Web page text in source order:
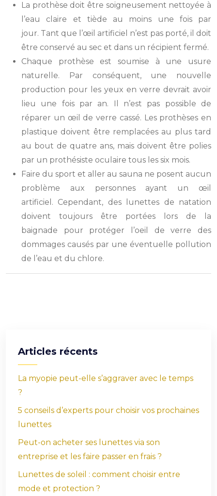
La prothèse doit être soigneusement nettoyée à
l’eau claire et tiède au moins une fois par
jour. Tant que l’œil artificiel n’est pas porté, il doit
être conservé au sec et dans un récipient fermé.
Chaque prothèse est soumise à une usure
naturelle. Par conséquent, une nouvelle
production pour les yeux en verre devrait avoir
lieu une fois par an. Il n’est pas possible de
réparer un œil de verre cassé. Les prothèses en
plastique doivent être remplacées au plus tard
au bout de quatre ans, mais doivent être polies
par un prothésiste oculaire tous les six mois.
Faire du sport et aller au sauna ne posent aucun
problème aux personnes ayant un œil
artificiel. Cependant, des lunettes de natation
doivent toujours être portées lors de la
baignade pour protéger l’oeil de verre des
dommages causés par une éventuelle pollution
de l’eau et du chlore.
Articles récents
La myopie peut-elle s’aggraver avec le temps
?
5 conseils d’experts pour choisir vos prochaines
lunettes
Peut-on acheter ses lunettes via son
entreprise et les faire passer en frais ?
Lunettes de soleil : comment choisir entre
mode et protection ?